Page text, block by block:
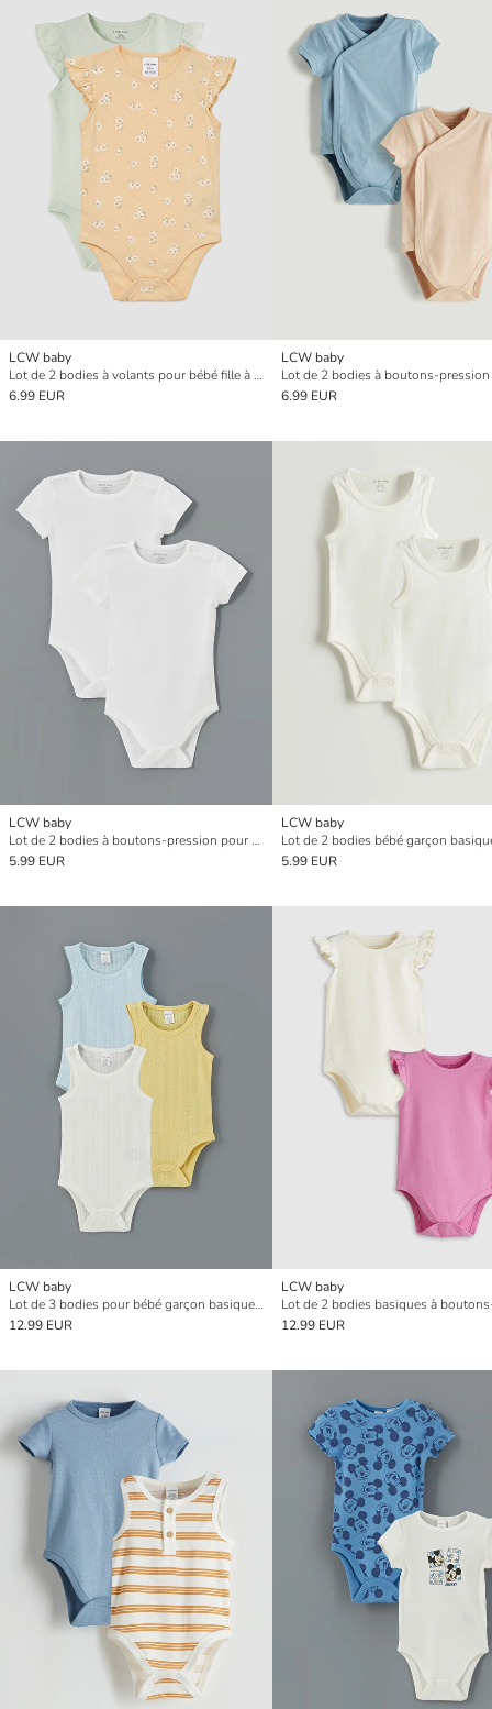
LCW baby
Lot de 2 bodies à volants pour bébé fille à boutons-pression
6.99 EUR
LCW baby
6.99 EUR
LCW baby
Lot de 2 bodies à boutons-pression pour bébé fille
5.99 EUR
LCW baby
5.99 EUR
LCW baby
Lot de 3 bodies pour bébé garçon basiques à col rond avec boutons-pression
12.99 EUR
LCW baby
12.99 EUR